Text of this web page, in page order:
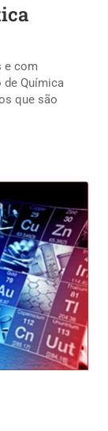
e com
de Química
que são